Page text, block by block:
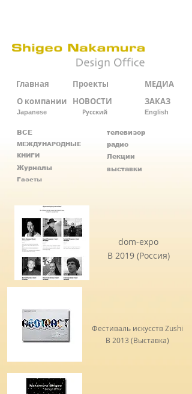
Главная
О компании
Japanese
Проекты
НОВОСТИ
Русский
МЕДИА
ЗАКАЗ
English
ВСЕ
МЕЖДУНАРОДНЫЕ
КНИГИ
Журналы
телевизор
радио
Лекции
выставки
Газеты
dom-expo
В 2019 (Россия)
Фестиваль искусств Zushi
В 2013 (Выставка)